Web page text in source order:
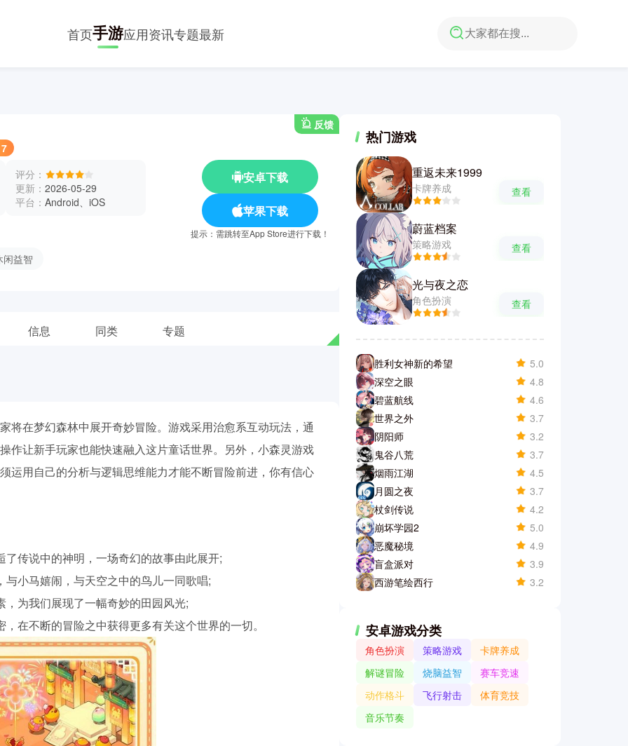
首页手游应用资讯专题最新
反馈
评分：
更新： 2026-05-29
平台： Android、iOS
安卓下载
苹果下载
提示：需跳转至App Store进行下载！
闲益智
信息 同类 专题
将在梦幻森林中展开奇妙冒险。游戏采用治愈系互动玩法，通
作让新手玩家也能快速融入这片童话世界。另外，小森灵游戏
运用自己的分析与逻辑思维能力才能不断冒险前进，你有信心
传说中的神明，一场奇幻的故事由此展开;
小马嬉闹，与天空之中的鸟儿一同歌唱;
为我们展现了一幅奇妙的田园风光;
在不断的冒险之中获得更多有关这个世界的一切。
热门游戏
重返未来1999
卡牌养成 查看
蔚蓝档案
策略游戏 查看
光与夜之恋
角色扮演 查看
胜利女神新的希望
5.0
深空之眼
4.8
碧蓝航线
4.6
世界之外
3.7
阴阳师
3.2
鬼谷八荒
3.7
烟雨江湖
4.5
月圆之夜
3.7
杖剑传说
4.2
崩坏学园2
5.0
恶魔秘境
4.9
盲盒派对
3.9
西游笔绘西行
3.2
安卓游戏分类
角色扮演 策略游戏
卡牌养成
解谜冒险
烧脑益智
赛车竞速
动作格斗
飞行射击
体育竞技
音乐节奏